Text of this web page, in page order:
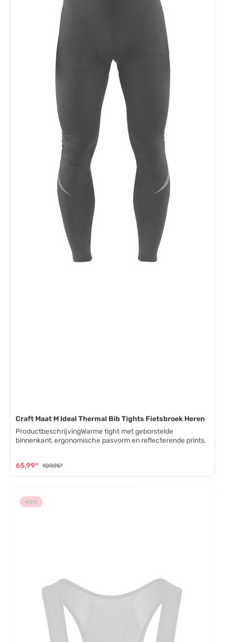
Craft Maat M Ideal Thermal Bib Tights Fietsbroek Heren
ProductbeschrijvingWarme tight met geborstelde
binnenkant, ergonomische pasvorm en reflecterende prints.
65,99* 109,95*